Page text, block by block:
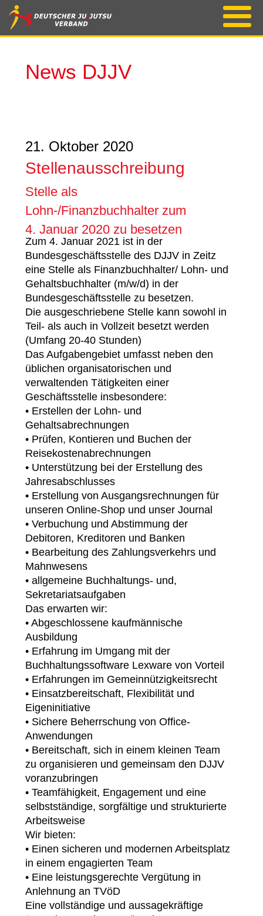
News DJJV
21. Oktober 2020
Stellenausschreibung
Stelle als
Lohn-/Finanzbuchhalter zum
4. Januar 2020 zu besetzen
Zum 4. Januar 2021 ist in der
Bundesgeschäftsstelle des DJJV in Zeitz
eine Stelle als Finanzbuchhalter/ Lohn- und
Gehaltsbuchhalter (m/w/d) in der
Bundesgeschäftsstelle zu besetzen.
Die ausgeschriebene Stelle kann sowohl in
Teil- als auch in Vollzeit besetzt werden
(Umfang 20-40 Stunden)
Das Aufgabengebiet umfasst neben den
üblichen organisatorischen und
verwaltenden Tätigkeiten einer
Geschäftsstelle insbesondere:
• Erstellen der Lohn- und
Gehaltsabrechnungen
• Prüfen, Kontieren und Buchen der
Reisekostenabrechnungen
• Unterstützung bei der Erstellung des
Jahresabschlusses
• Erstellung von Ausgangsrechnungen für
unseren Online-Shop und unser Journal
• Verbuchung und Abstimmung der
Debitoren, Kreditoren und Banken
• Bearbeitung des Zahlungsverkehrs und
Mahnwesens
• allgemeine Buchhaltungs- und,
Sekretariatsaufgaben
Das erwarten wir:
• Abgeschlossene kaufmännische
Ausbildung
• Erfahrung im Umgang mit der
Buchhaltungssoftware Lexware von Vorteil
• Erfahrungen im Gemeinnützigkeitsrecht
• Einsatzbereitschaft, Flexibilität und
Eigeninitiative
• Sichere Beherrschung von Office-
Anwendungen
• Bereitschaft, sich in einem kleinen Team
zu organisieren und gemeinsam den DJJV
voranzubringen
• Teamfähigkeit, Engagement und eine
selbstständige, sorgfältige und strukturierte
Arbeitsweise
Wir bieten:
• Einen sicheren und modernen Arbeitsplatz
in einem engagierten Team
• Eine leistungsgerechte Vergütung in
Anlehnung an TVöD
Eine vollständige und aussagekräftige